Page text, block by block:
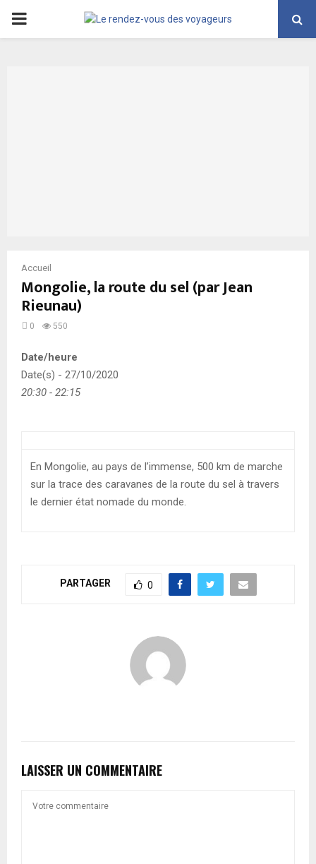
PRIMARY
Accueil
Mongolie, la route du sel (par Jean
Rieunau)
0 550
Date/heure
Date(s) - 27/10/2020
20:30 - 22:15
En Mongolie, au pays de l’immense, 500 km de marche
sur la trace des caravanes de la route du sel à travers
le dernier état nomade du monde.
PARTAGER 0
LAISSER UN COMMENTAIRE